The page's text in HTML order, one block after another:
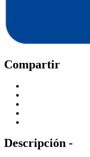
Compartir
Descripción -